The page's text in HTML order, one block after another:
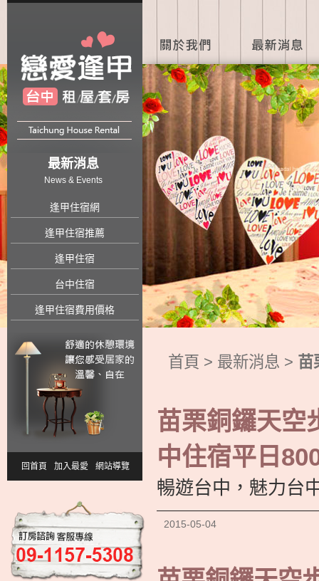
最新消息
News & Events
逢甲住宿網
逢甲住宿推薦
逢甲住宿
台中住宿
逢甲住宿費用價格
回首頁 加入最愛 網站導覽
首頁 > 最新消息 > 苗
苗栗銅鑼天空
中住宿平日
暢遊台中，魅力台
2015-05-04